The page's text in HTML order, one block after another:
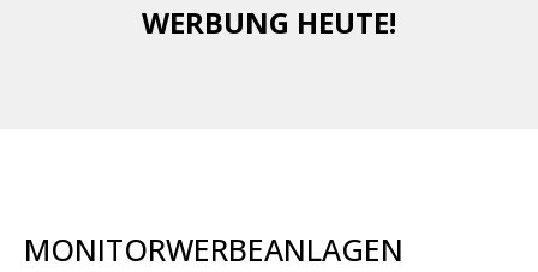
WERBUNG HEUTE!
MONITORWERBEANLAGEN